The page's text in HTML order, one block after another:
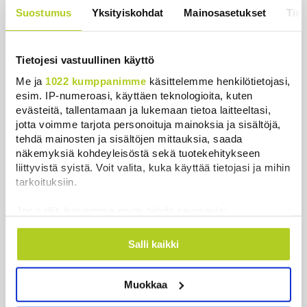
Suostumus Yksityiskohdat Mainosasetukset
Tietojesi vastuullinen käyttö
Me ja 1022 kumppanimme käsittelemme henkilötietojasi,
esim. IP-numeroasi, käyttäen teknologioita, kuten
evästeitä, tallentamaan ja lukemaan tietoa laitteeltasi,
jotta voimme tarjota personoituja mainoksia ja sisältöjä,
tehdä mainosten ja sisältöjen mittauksia, saada
näkemyksiä kohdeyleisöstä sekä tuotekehitykseen
liittyvistä syistä. Voit valita, kuka käyttää tietojasi ja mihin
tarkoituksiin.
Kerätä tietoja maantieteellisestä sijainnistasi,
mahdollisesti muutaman metrin tarkkuudella
ominaispiirteitä aktiivisesti (sormenjäljen
Lue lisää siitä, miten henkilötietojasi käsitellään ja miten
Salli kaikki
Muokkaa
hintaa”
Uutiset
Uusimmat Luetuimmat